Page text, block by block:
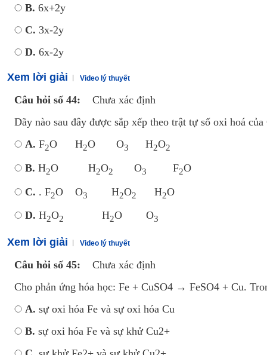
B. 6x+2y
C. 3x-2y
D. 6x-2y
Xem lời giải Video lý thuyết
Câu hỏi số 44:
Chưa xác định
Dãy nào sau đây được sắp xếp theo trật tự số oxi hoá
A. F2O H2O O3 H2O2
B. H2O H2O2 O3 F2O
C. . F2O O3 H2O2 H2O
D. H2O2 H2O O
Xem lời giải Video lý thuyết
Câu hỏi số 45:
Chưa xác định
Cho phản ứng hóa học: Fe + CuSO4 → FeSO4 + Cu.
A. sự oxi hóa Fe và sự oxi hóa Cu
B. sự oxi hóa Fe và sự khử Cu2+